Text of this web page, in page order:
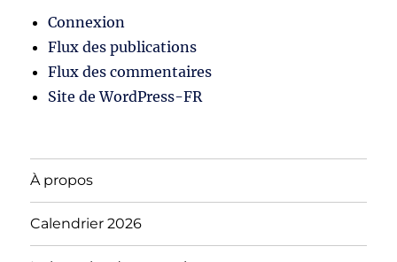
Connexion
Flux des publications
Flux des commentaires
Site de WordPress-FR
À propos
Calendrier 2026